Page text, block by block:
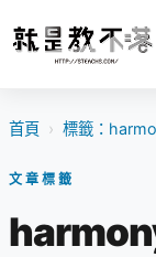
首頁 › 標籤：
文章標籤